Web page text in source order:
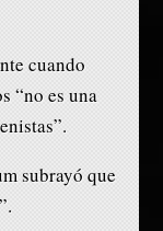
cuando
“no es una
subrayó que